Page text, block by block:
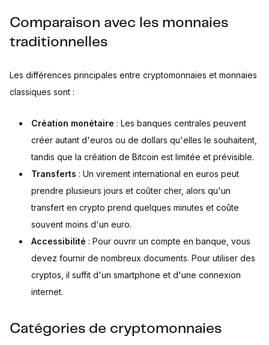
Comparaison avec les monnaies
traditionnelles
Les différences principales entre cryptomonnaies et monnaies
classiques sont :
Création monétaire : Les banques centrales peuvent
créer autant d'euros ou de dollars qu'elles le souhaitent,
tandis que la création de Bitcoin est limitée et prévisible.
Transferts : Un virement international en euros peut
prendre plusieurs jours et coûter cher, alors qu'un
transfert en crypto prend quelques minutes et coûte
souvent moins d'un euro.
Accessibilité : Pour ouvrir un compte en banque, vous
devez fournir de nombreux documents. Pour utiliser des
cryptos, il suffit d'un smartphone et d'une connexion
internet.
Catégories de cryptomonnaies